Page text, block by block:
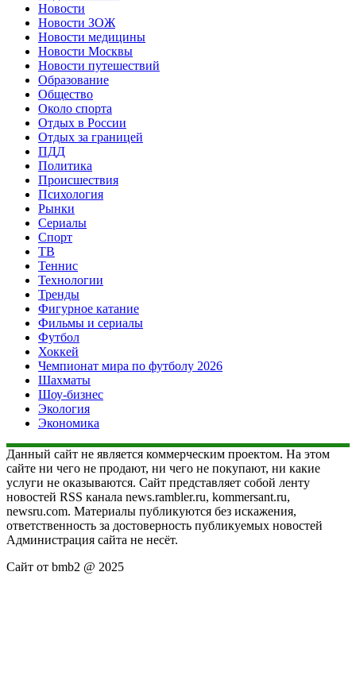
Новости
Новости ЗОЖ
Новости медицины
Новости Москвы
Новости путешествий
Образование
Общество
Около спорта
Отдых в России
Отдых за границей
ПДД
Политика
Происшествия
Психология
Рынки
Сериалы
Спорт
ТВ
Теннис
Технологии
Тренды
Фигурное катание
Фильмы и сериалы
Футбол
Хоккей
Чемпионат мира по футболу 2026
Шахматы
Шоу-бизнес
Экология
Экономика
Данный сайт не является коммерческим проектом. На этом
сайте ни чего не продают, ни чего не покупают, ни какие
услуги не оказываются. Сайт представляет собой ленту
новостей RSS канала news.rambler.ru, kommersant.ru,
newsru.com. Материалы публикуются без искажения,
ответственность за достоверность публикуемых новостей
Администрация сайта не несёт.
Сайт от bmb2 @ 2025